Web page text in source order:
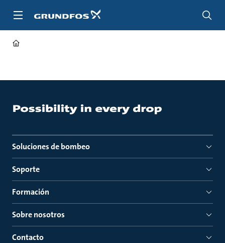
Soluciones de bombeo
Soporte
Formación
Sobre nosotros
Contacto